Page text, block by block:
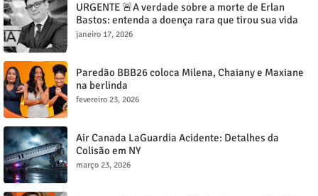
URGENTE 🚨A verdade sobre a morte de Erlan
Bastos: entenda a doença rara que tirou sua vida
aos 32 anos”
janeiro 17, 2026
Paredão BBB26 coloca Milena, Chaiany e Maxiane
na berlinda
fevereiro 23, 2026
Air Canada LaGuardia Acidente: Detalhes da
Colisão em NY
março 23, 2026